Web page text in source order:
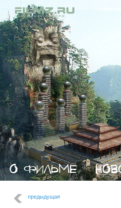
предыдущая